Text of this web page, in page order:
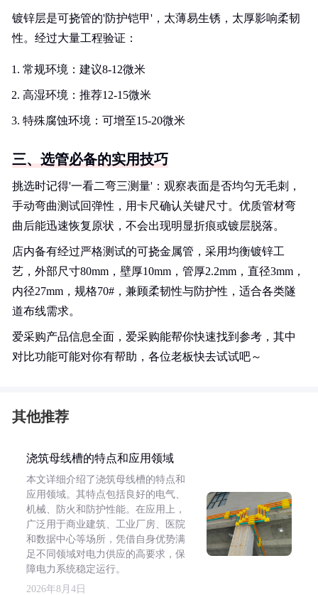
镀锌层是可挠管的'防护铠甲'，太薄易生锈，太厚影响柔韧
性。经过大量工程验证：
常规环境：建议8-12微米
高湿环境：推荐12-15微米
特殊腐蚀环境：可增至15-20微米
三、选管必备的实用技巧
挑选时记得'一看二弯三测量'：观察表面是否均匀无毛刺，
手动弯曲测试回弹性，用卡尺确认关键尺寸。优质管材弯
曲后能迅速恢复原状，不会出现明显折痕或镀层脱落。
店内备有经过严格测试的可挠金属管，采用均衡镀锌工
艺，外部尺寸80mm，壁厚10mm，管厚2.2mm，直径3mm，
内径27mm，规格70#，兼顾柔韧性与防护性，适合各类隧
道布线需求。
爱采购产品信息全面，爱采购能帮你快速找到参考，其中
对比功能可能对你有帮助，各位老板快去试试吧～
其他推荐
浇筑母线槽的特点和应用领域
本文详细介绍了浇筑母线槽的特点和
应用领域。其特点包括良好的电气、
机械、防火和防护性能。在应用上，
广泛用于商业建筑、工业厂房、医院
和数据中心等场所，凭借自身优势满
足不同领域对电力供应的高要求，保
障电力系统稳定运行。
2026年8月4日